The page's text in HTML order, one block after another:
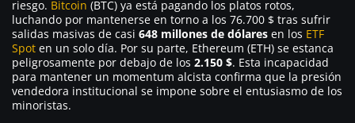
riesgo. Bitcoin (BTC) ya está pagando los platos rotos,
luchando por mantenerse en torno a los 76.700 $ tras sufrir
salidas masivas de casi 648 millones de dólares en los ETF
Spot en un solo día. Por su parte, Ethereum (ETH) se estanca
peligrosamente por debajo de los 2.150 $. Esta incapacidad
para mantener un momentum alcista confirma que la presión
vendedora institucional se impone sobre el entusiasmo de los
minoristas.